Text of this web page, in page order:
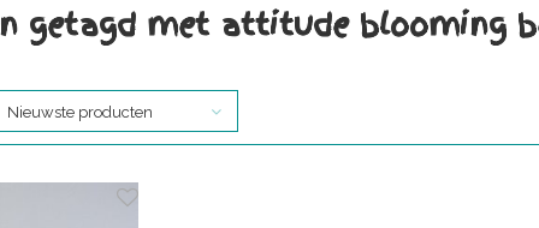
getagd met attitude blooming
Nieuwste producten